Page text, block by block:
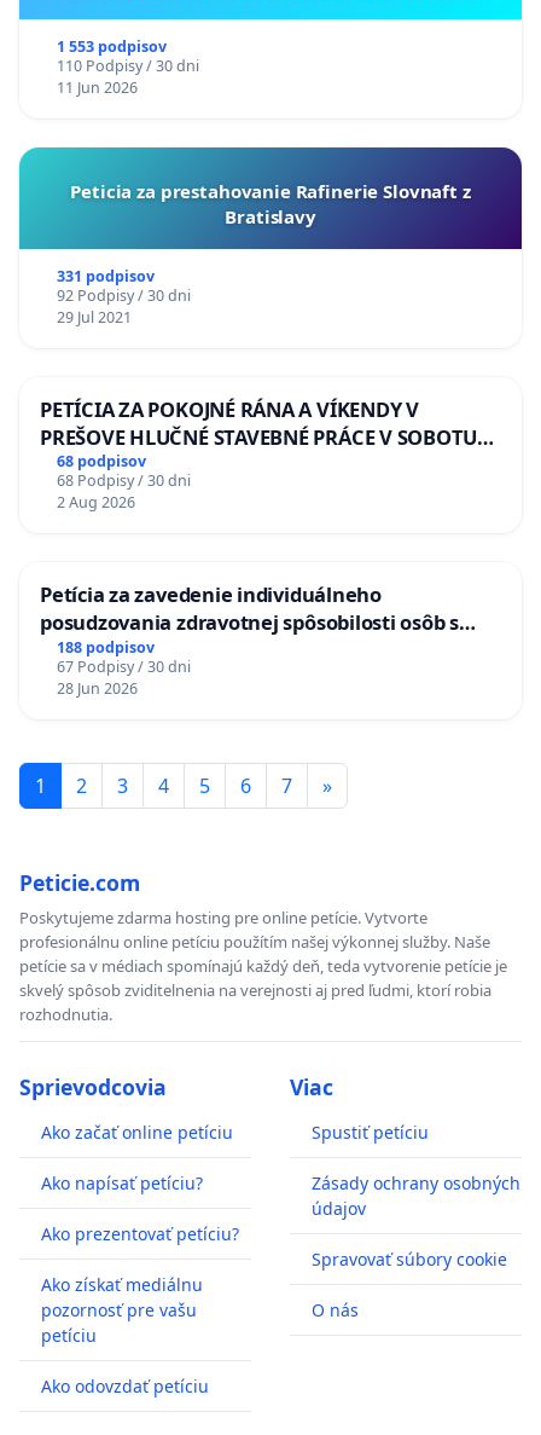
1 553 podpisov
110 Podpisy / 30 dni
11 Jun 2026
Peticia za prestahovanie Rafinerie Slovnaft z
Bratislavy
331 podpisov
92 Podpisy / 30 dni
29 Jul 2021
PETÍCIA ZA POKOJNÉ RÁNA A VÍKENDY V
PREŠOVE HLUČNÉ STAVEBNÉ PRÁCE V SOBOTU
LEN OD 9.00 DO 13.00 HOD., CEZ PRACOVNÝ
TÝŽDEŇ CIEĽ 8.00 – 18.00 HOD. A PRAVIDELNÁ
KONTROLA STAVBY C-AREA NA
68 podpisov
68 Podpisy / 30 dni
2 Aug 2026
Petícia za zavedenie individuálneho
posudzovania zdravotnej spôsobilosti osôb s
diabetom 1. a 2. typu pri prijímaní do
Policajného zboru SR
188 podpisov
67 Podpisy / 30 dni
28 Jun 2026
1 2 3 4 5 6 7 »
Peticie.com
Poskytujeme zdarma hosting pre online petície. Vytvorte
profesionálnu online petíciu použítím našej výkonnej služby. Naše
petície sa v médiach spomínajú každý deň, teda vytvorenie petície je
skvelý spôsob zviditelnenia na verejnosti aj pred ľudmi, ktorí robia
rozhodnutia.
Sprievodcovia
Ako začať online petíciu
Ako napísať petíciu?
Ako prezentovať petíciu?
Ako získať mediálnu
pozornosť pre vašu
petíciu
Ako odovzdať petíciu
Viac
Spustiť petíciu
Zásady ochrany osobných
údajov
Spravovať súbory cookie
O nás